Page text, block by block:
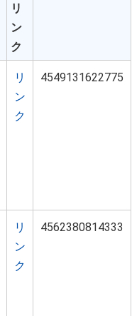
リ
ン
ク
リ
ン
ク
4549131622775
リ
ン
ク
4562380814333